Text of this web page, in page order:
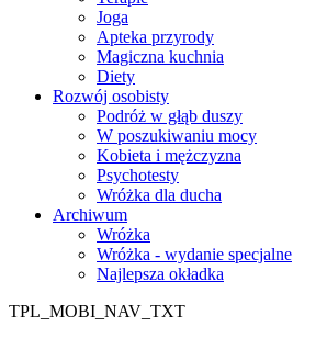
Joga
Apteka przyrody
Magiczna kuchnia
Diety
Rozwój osobisty
Podróż w głąb duszy
W poszukiwaniu mocy
Kobieta i mężczyzna
Psychotesty
Wróżka dla ducha
Archiwum
Wróżka
Wróżka - wydanie specjalne
Najlepsza okładka
TPL_MOBI_NAV_TXT